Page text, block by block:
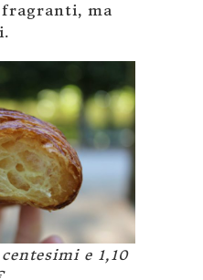
ma
e 1,10